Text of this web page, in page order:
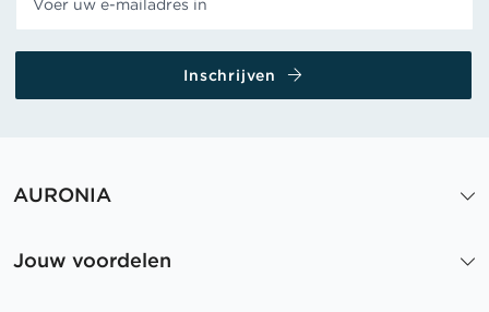
Inschrijven
AURONIA
Jouw voordelen